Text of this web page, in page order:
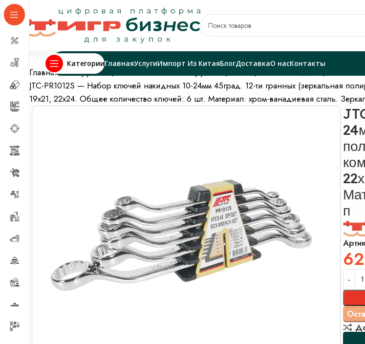
КатегорииГлавнаяУслугиИмпорт Из КитаяБлогДоставкаО насКонтакты
Главная Инструменты
JTC-PR1012S — Набор ключей накидных 10-24мм 45град. 12-ти гранных (зеркальная
19х21, 22х24. Общее количество ключей: 6 шт. Материал: хром-ванадиевая сталь.
п